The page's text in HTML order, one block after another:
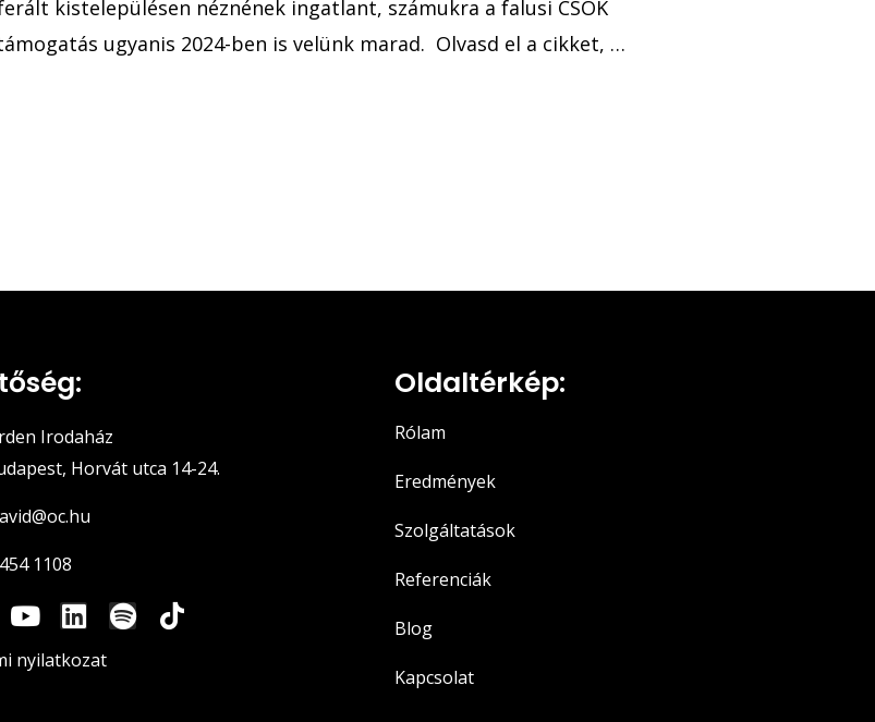
kistelepülésen néznének ingatlant, számukra a falusi CSOK
ugyanis 2024-ben is velünk marad. Olvasd el a cikket, …
Irodaház
Horvát utca 14-24.
1108
nyilatkozat
Oldaltérkép:
Rólam
Eredmények
Szolgáltatások
Referenciák
Blog
Kapcsolat